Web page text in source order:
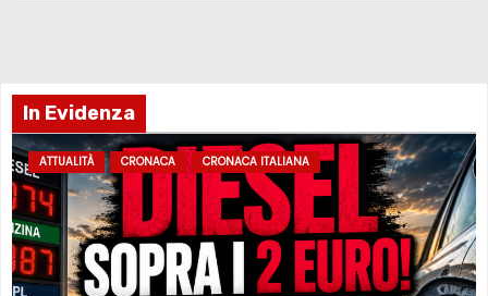
In Evidenza
ATTUALITÀ CRONACA CRONACA ITALIANA